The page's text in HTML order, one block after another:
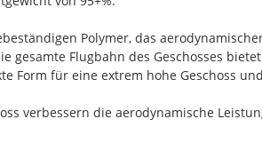
Polymer, das
Flugbahn des Geschosses
Form für eine extrem hohe Geschoss
verbessern die aerodynamische